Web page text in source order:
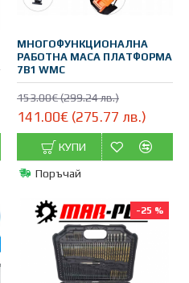
МНОГОФУНКЦИОНАЛНА
РАБОТНА МАСА ПЛАТФОРМА
7В1 WMC
153.00€ (299.24 лв.)
141.00€ (275.77 лв.)
КУПИ
Поръчай
-25 %